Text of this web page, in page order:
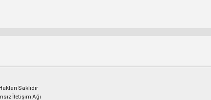
Saklıdır
İletişim Ağı